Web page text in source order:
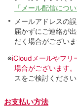
「メール配信につい
メールアドレスの
届かずにご連絡が
だく場合がございま
※iCloudメールやフリ
場合がございます。
スをご検討くださ
お支払い方法